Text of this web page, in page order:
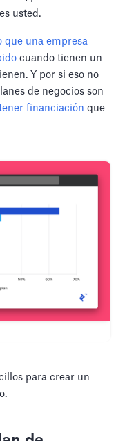
usted.
que una empresa
cuando tienen un
Y por si eso no
de negocios son
financiación que
para crear un